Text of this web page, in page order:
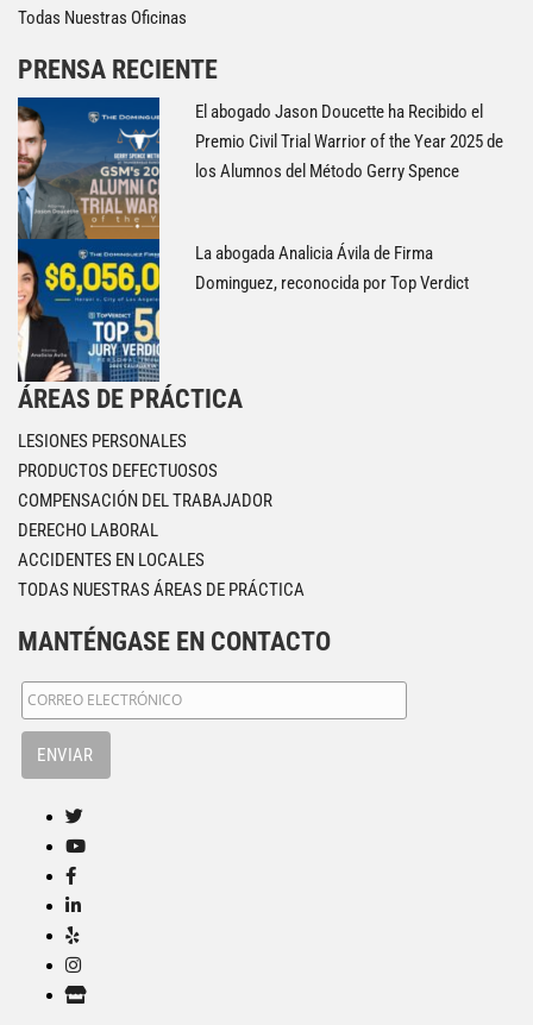
Todas Nuestras Oficinas
PRENSA RECIENTE
El abogado Jason Doucette ha Recibido el
Premio Civil Trial Warrior of the Year 2025 de
los Alumnos del Método Gerry Spence
La abogada Analicia Ávila de Firma
Dominguez, reconocida por Top Verdict
ÁREAS DE PRÁCTICA
LESIONES PERSONALES
PRODUCTOS DEFECTUOSOS
COMPENSACIÓN DEL TRABAJADOR
DERECHO LABORAL
ACCIDENTES EN LOCALES
TODAS NUESTRAS ÁREAS DE PRÁCTICA
MANTÉNGASE EN CONTACTO